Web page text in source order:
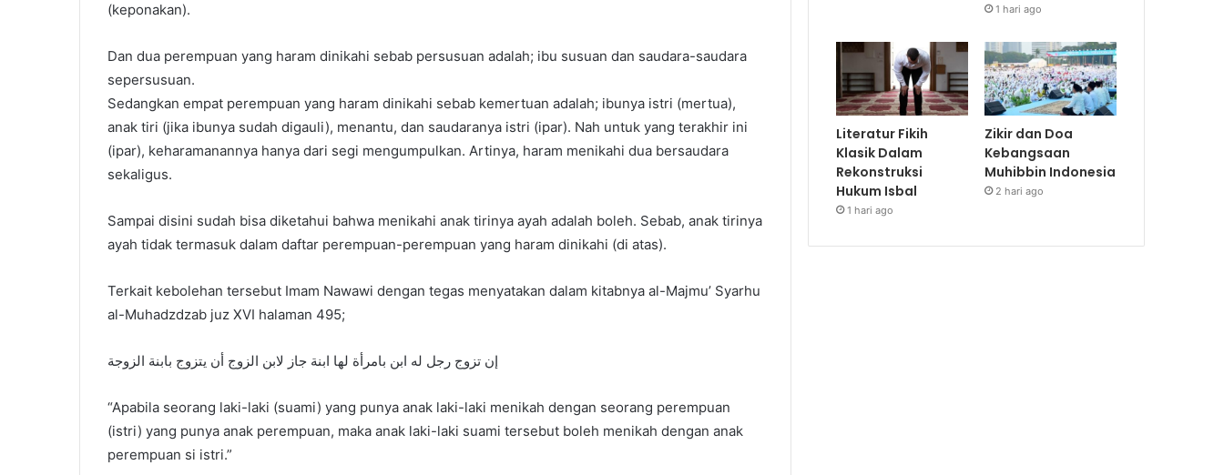
(keponakan).
Dan dua perempuan yang haram dinikahi sebab persusuan adalah; ibu susuan dan saudara-saudara
sepersusuan.
Sedangkan empat perempuan yang haram dinikahi sebab kemertuan adalah; ibunya istri (mertua),
anak tiri (jika ibunya sudah digauli), menantu, dan saudaranya istri (ipar). Nah untuk yang terakhir ini
(ipar), keharamanannya hanya dari segi mengumpulkan. Artinya, haram menikahi dua bersaudara
sekaligus.
Sampai disini sudah bisa diketahui bahwa menikahi anak tirinya ayah adalah boleh. Sebab, anak tirinya
ayah tidak termasuk dalam daftar perempuan-perempuan yang haram dinikahi (di atas).
Terkait kebolehan tersebut Imam Nawawi dengan tegas menyatakan dalam kitabnya al-Majmu’ Syarhu
al-Muhadzdzab juz XVI halaman 495;
إن تزوج رجل له ابن بامرأة لها ابنة جاز لابن الزوج أن يتزوج بابنة الزوجة
“Apabila seorang laki-laki (suami) yang punya anak laki-laki menikah dengan seorang perempuan
(istri) yang punya anak perempuan, maka anak laki-laki suami tersebut boleh menikah dengan anak
perempuan si istri.”
1 hari ago
Literatur Fikih
Klasik Dalam
Rekonstruksi
Hukum Isbal
1 hari ago
Zikir dan Doa
Kebangsaan
Muhibbin Indonesia
2 hari ago